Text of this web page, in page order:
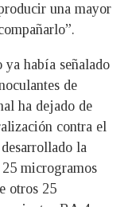
una mayor
ya había señalado
de
ha dejado de
contra el
la
25 microgramos
otros 25